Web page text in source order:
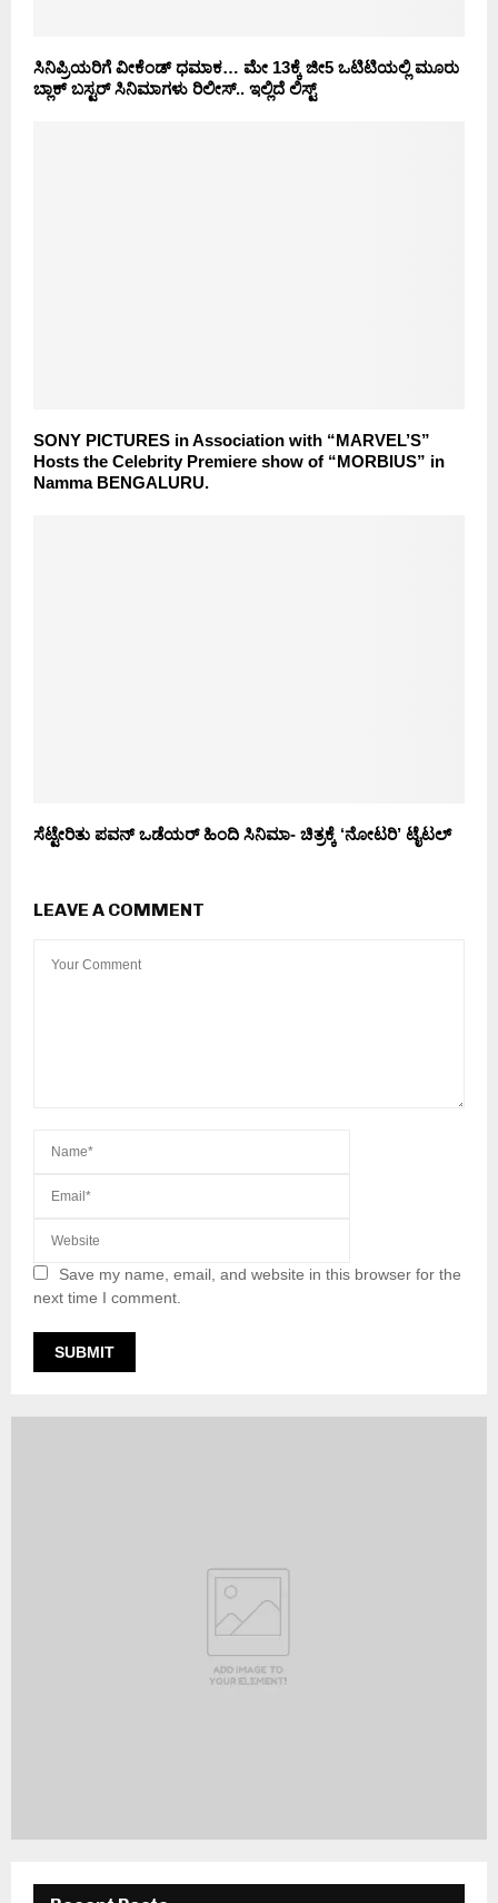
ಸಿನಿಪ್ರಿಯರಿಗೆ ವೀಕೆಂಡ್ ಧಮಾಕ… ಮೇ 13ಕ್ಕೆ ಜೀ5 ಒಟಿಟಿಯಲ್ಲಿ ಮೂರು
ಬ್ಲಾಕ್ ಬಸ್ಟರ್ ಸಿನಿಮಾಗಳು ರಿಲೀಸ್.. ಇಲ್ಲಿದೆ ಲಿಸ್ಟ್
SONY PICTURES in Association with “MARVEL’S”
Hosts the Celebrity Premiere show of “MORBIUS” in
Namma BENGALURU.
ಸೆಟ್ಟೇರಿತು ಪವನ್ ಒಡೆಯರ್ ಹಿಂದಿ ಸಿನಿಮಾ- ಚಿತ್ರಕ್ಕೆ ‘ನೋಟರಿ’ ಟೈಟಲ್
LEAVE A COMMENT
Save my name, email, and website in this browser for the
next time I comment.